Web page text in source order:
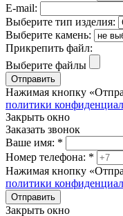
E-mail:
Выберите тип изделия:
Выберите камень:
Прикрепить файл:
Выберите файлы
Отправить
Нажимая кнопку
политики
Закрыть окно
Заказать звонок
Ваше имя: *
Номер телефона: *
Нажимая кнопку
политики
Отправить
Закрыть окно